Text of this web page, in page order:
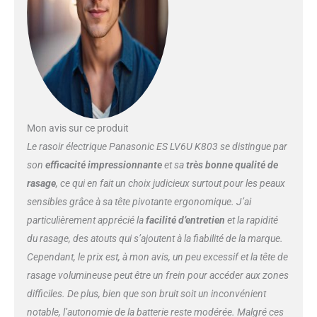
Panasonic, ES-LV96) MOTEUR
LINÉAIRE ULTRA-RAPIDE
technologie magnétique assure
70 000 coupes transversales par
minute pour un rasage rapide,
doux et propre TECHNOLOGIE
CAPTEUR BARBE RÉACTIF L'ES-
s'adapter aux contours de votre
visage, à l'épaisseur et à la
minimisant ainsi l'irritation de la
peau UNIQUE TÊTE DE RASOIR
20D FLEXIBLE La tête de rasoir
flexible unique se déplace dans
suivant les contours du visage
pour minimiser la pression et
l'irritation de la peau pour un
rasage de près et confortable
Mon avis sur ce produit
Le rasoir électrique Panasonic ES LV6U K803 se distingue par
son efficacité impressionnanteet satrès bonne qualité de
rasage, ce qui en fait un choix judicieux surtout pour les peaux
sensibles grâce à sa tête pivotante ergonomique. J’ai
particulièrement apprécié lafacilité d’entretien et la rapidité
du rasage, des atouts qui s’ajoutent à la fiabilité de la marque.
Cependant, le prix est, à mon avis, un peu excessif et la tête de
rasage volumineuse peut être un frein pour accéder aux zones
difficiles. De plus, bien que son bruit soit un inconvénient
notable, l’autonomie de la batterie reste modérée. Malgré ces